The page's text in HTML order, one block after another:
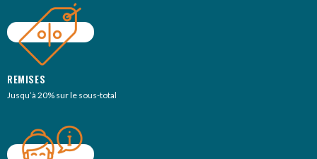
REMISES
Jusqu’à 20% sur le sous-total